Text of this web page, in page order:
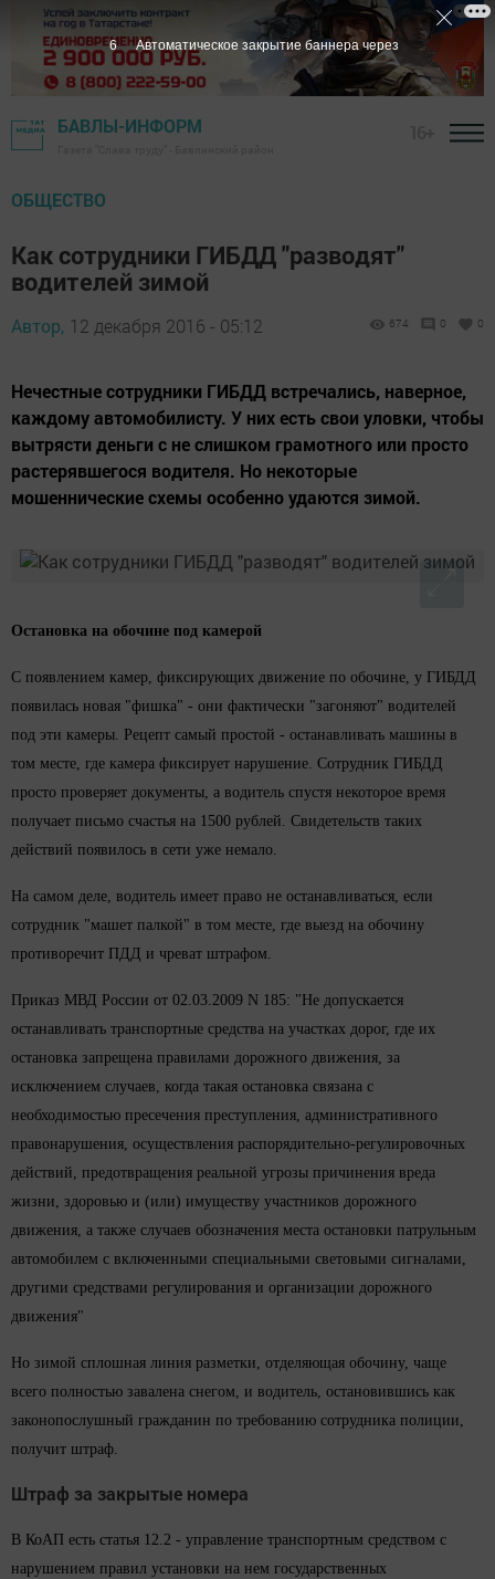
БАВЛЫ-ИНФОРМ
ОБЩЕСТВО
Как сотрудники ГИБДД "разводят"
водителей зимой
Автор, 12 декабря 2016 - 05:12 674 0 0
Нечестные сотрудники ГИБДД встречались, наверное,
каждому автомобилисту. У них есть свои уловки, чтобы
вытрясти деньги с не слишком грамотного или просто
растерявшегося водителя. Но некоторые
мошеннические схемы особенно удаются зимой.
Остановка на обочине под камерой
С появлением камер, фиксирующих движение по обочине, у ГИБДД
появилась новая "фишка" - они фактически "загоняют" водителей
под эти камеры. Рецепт самый простой - останавливать машины в
том месте, где камера фиксирует нарушение. Сотрудник ГИБДД
просто проверяет документы, а водитель спустя некоторое время
получает письмо счастья на 1500 рублей. Свидетельств таких
действий появилось в сети уже немало.
На самом деле, водитель имеет право не останавливаться, если
сотрудник "машет палкой" в том месте, где выезд на обочину
противоречит ПДД и чреват штрафом.
Приказ МВД России от 02.03.2009 N 185: "Не допускается
останавливать транспортные средства на участках дорог, где их
остановка запрещена правилами дорожного движения, за
исключением случаев, когда такая остановка связана с
необходимостью пресечения преступления, административного
правонарушения, осуществления распорядительно-регулировочных
действий, предотвращения реальной угрозы причинения вреда
жизни, здоровью и (или) имуществу участников дорожного
движения, а также случаев обозначения места остановки патрульным
автомобилем с включенными специальными световыми сигналами,
другими средствами регулирования и организации дорожного
движения"
Но зимой сплошная линия разметки, отделяющая обочину, чаще
всего полностью завалена снегом, и водитель, остановившись как
законопослушный гражданин по требованию сотрудника полиции,
получит штраф.
Штраф за закрытые номера
В КоАП есть статья 12.2 - управление транспортным средством с
нарушением правил установки на нем государственных
5 Автоматическое закрытие баннера через